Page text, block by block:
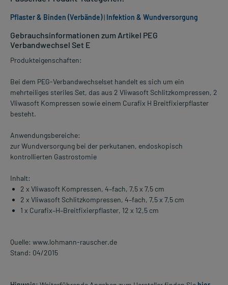
Gebrauchsinformationen zum Artikel PEG
Verbandwechsel Set E
Produkteigenschaften:
Bei dem PEG-Verbandwechselset handelt es sich um ein
mehrteiliges steriles Set, das aus 2 Vliwasoft Schlitzkompressen, 2
Vliwasoft Kompressen sowie einem Curafix H Breitfixierpflaster
besteht.
Anwendungsbereiche:
zur Wundversorgung bei der perkutanen, endoskopisch
kontrollierten Gastrostomie
Inhalt:
2 x Vliwasoft Kompressen, 4–fach, 7,5 x 7,5 cm
2 x Vliwasoft Schlitzkompressen, 4–fach, 7,5 x 7,5 cm
1 x Curafix–H–Breitfixierpflaster, 12 x 12,5 cm
Quelle: www.lohmann-rauscher.de
Stand: 04/2015
Pflaster & Binden (Verbände)| Infektion & Wundversorgung